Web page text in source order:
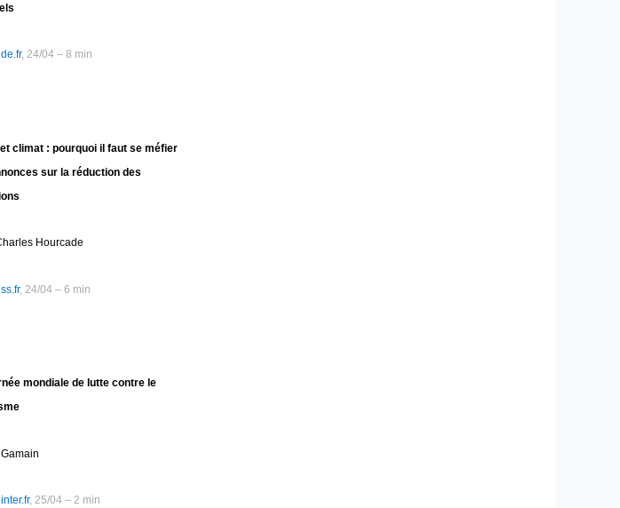
, 24/04 – 8 min
climat : pourquoi il faut se méfier
sur la réduction des
Hourcade
, 24/04 – 6 min
mondiale de lutte contre le
, 25/04 – 2 min